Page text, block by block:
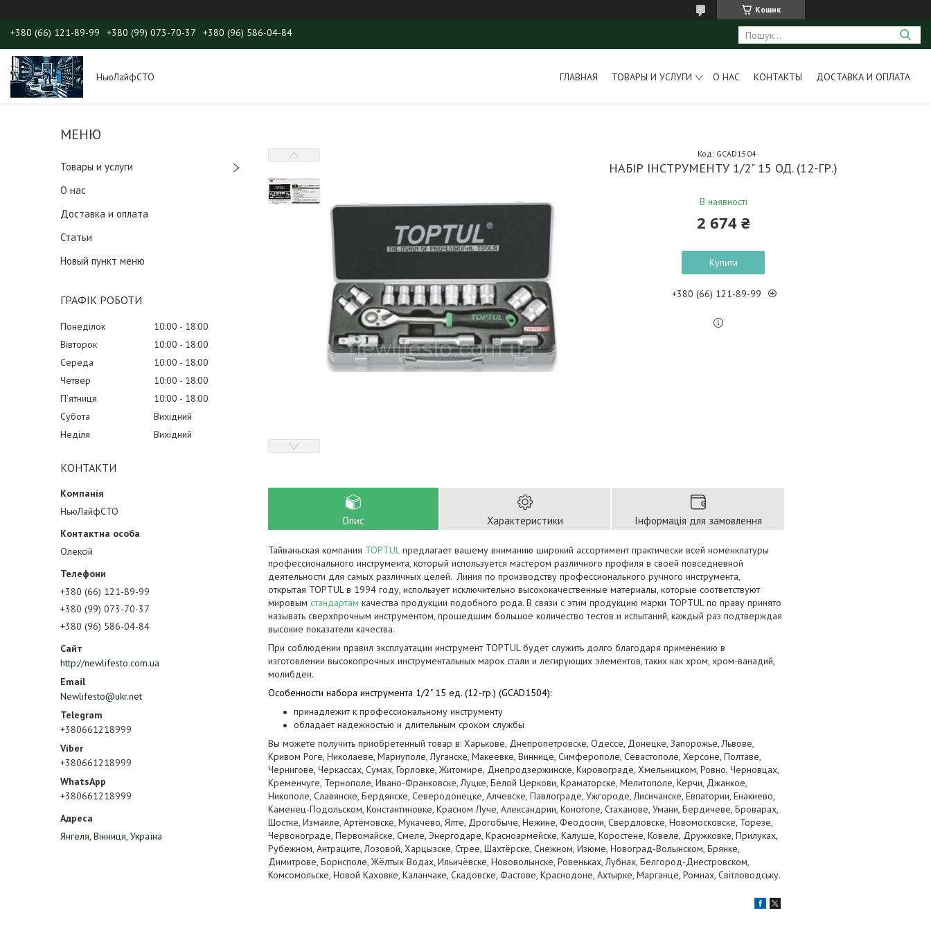
Кошик
+380 (66) 121-89-99 +380 (99) 073-70-37 +380 (96) 586-04-84
НьюЛайфСТО ГЛАВНАЯ ТОВАРЫ И УСЛУГИ О НАС КОНТАКТЫ ДОСТАВКА И ОПЛАТА
Товары и услуги
О нас
Доставка и оплата
Статьи
Новый пункт меню
ГРАФІК РОБОТИ
Понеділок 10:00
18:00
Вівторок
10:00
18:00
Середа
10:00
18:00
Четвер
10:00
18:00
Пʼятниця
10:00
18:00
Субота
Вихідний
Неділя
Вихідний
КОНТАКТИ
НьюЛайфСТО
Олексій
+380 (66) 121-89-99
+380 (99) 073-70-37
+380 (96) 586-04-84
http://newlifesto.com.ua
Newlifesto@ukr.net
+380661218999
+380661218999
+380661218999
Янгеля, Вінниця, Україна
НАБІР ІНСТРУМЕНТУ 1/2" 15 ОД. (12-ГР.)
В наявності
Код: GCAD1504
2 674 ₴
Купити
+380 (66) 121-89-99
Опис Характеристики Інформація для замовлення
Тайваньская компания TOPTUL предлагает вашему вниманию широкий ассортимент практически всей номенклатуры
профессионального инструмента, который используется мастером различного профиля в своей повседневной
деятельности для самых различных целей. Линия по производству профессионального ручного инструмента,
открытая TOPTULв 1994 году, использует исключительно высококачественные материалы, которые соответствуют
мировым стандартам качества продукции подобного рода. В связи с этим продукцию марки TOPTULпо праву принято
называть сверхпрочным инструментом, прошедшим большое количество тестов и испытаний, каждый раз подтверждая
высокие показатели качества.
При соблюдении правил эксплуатации инструмент TOPTULбудет служить долго благодаря применению в
изготовлении высокопрочных инструментальных марок стали и легирующих элементов, таких как хром, хром-ванадий,
молибден.
Особенности набора инструмента 1/2" 15 ед. (12-гр.) (GCAD1504):
принадлежит к профессиональному инструменту
обладает надежностью и длительным сроком службы
Вы можете получить приобретенный товар в: Харькове, Днепропетровске, Одессе, Донецке, Запорожье, Львове,
Кривом Роге, Николаеве, Мариуполе, Луганске, Макеевке, Виннице, Симферополе, Севастополе, Херсоне, Полтаве,
Чернигове, Черкассах, Сумах, Горловке, Житомире, Днепродзержинске, Кировограде, Хмельницком, Ровно, Черновцах,
Кременчуге, Тернополе, Ивано-Франковске, Луцке, Белой Церкови, Краматорске, Мелитополе, Керчи, Джанкое,
Никополе, Славянске, Бердянске, Северодонецке, Алчевске, Павлограде, Ужгороде, Лисичанске, Евпатории, Енакиево,
Каменец-Подольском, Константиновке, Красном Луче, Александрии, Конотопе, Стаханове, Умани, Бердичеве, Броварах,
Шостке, Измаиле, Артёмовске, Мукачево, Ялте, Дрогобыче, Нежине, Феодосии, Свердловске, Новомосковске, Торезе,
Червонограде, Первомайске, Смеле, Энергодаре, Красноармейске, Калуше, Коростене, Ковеле, Дружковке, Прилуках,
Рубежном, Антраците, Лозовой, Харцызске, Стрее, Шахтёрске, Снежном, Изюме, Новоград-Волынском, Брянке,
Димитрове, Борисполе, Жёлтых Водах, Ильичёвске, Нововолынске, Ровеньках, Лубнах, Белгород-Днестровском,
Комсомольске, Новой Каховке, Каланчаке, Скадовске, Фастове, Краснодоне, Ахтырке, Марганце, Ромнах, Світловодську.